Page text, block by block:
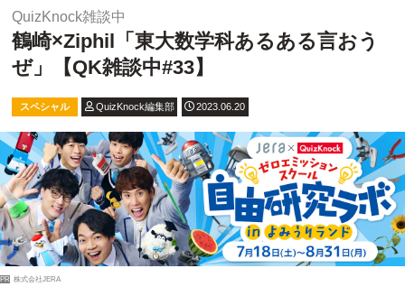
QuizKnock雑談中
鶴崎×Ziphil「東大数学科あるある言おう
ぜ」【QK雑談中#33】
スペシャル QuizKnock編集部 2023.06.20
PR 株式会社JERA